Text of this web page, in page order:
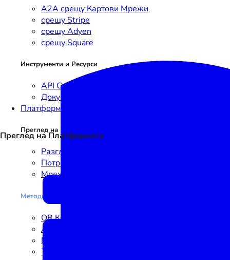
A2A срещу Картови Мрежи
срещу Stripe
срещу Adyen
срещу Square
Инструменти и Ресурси
API Справка
Документация
Платформа
Преглед на Платформата
Разгледайте Платформата
Потребителски сценарии
Мрежа
Методи
QR Код
Линк
NFC
Текст
Преглед на Платформата